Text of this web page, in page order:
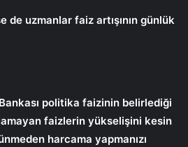
uzmanlar faiz artışının günlük
politika faizinin belirlediği
faizlerin yükselişini kesin
harcama yapmanızı